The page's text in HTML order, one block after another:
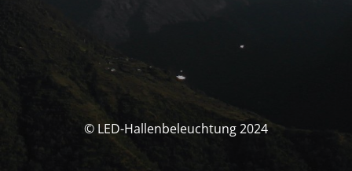
© LED-Hallenbeleuchtung 2024